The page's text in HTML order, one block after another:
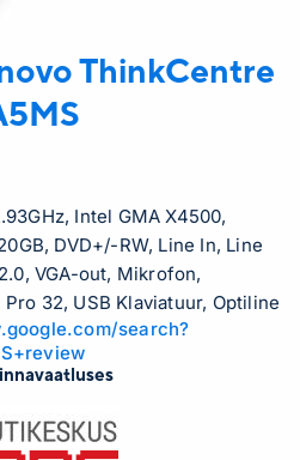
ThinkCentre
Intel GMA X4500,
DVD+/-RW, Line In, Line
VGA-out, Mikrofon,
32, USB Klaviatuur, Optiline
search?